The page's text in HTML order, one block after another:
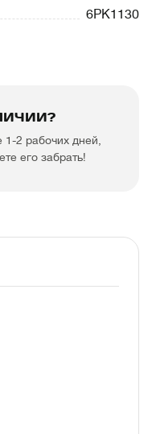
6PK1130
2 рабочих дней,
его забрать!